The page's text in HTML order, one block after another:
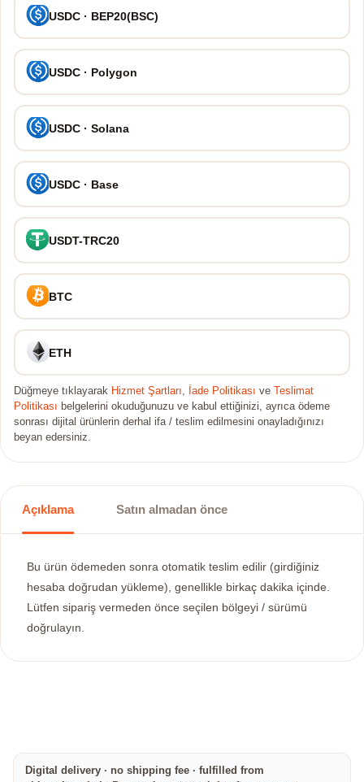
USDC · BEP20(BSC)
USDC · Polygon
USDC · Solana
USDC · Base
USDT-TRC20
BTC
ETH
Düğmeye tıklayarak Hizmet Şartları, İade Politikası ve
Teslimat
Politikası belgelerini okuduğunuzu ve kabul ettiğinizi, ayrıca ödeme
sonrası dijital ürünlerin derhal ifa / teslim edilmesini onayladığınızı
beyan edersiniz.
Açıklama Satın almadan önce
Bu ürün ödemeden sonra otomatik teslim edilir (girdiğiniz
hesaba doğrudan yükleme), genellikle birkaç dakika içinde.
Lütfen sipariş vermeden önce seçilen bölgeyi / sürümü
doğrulayın.
Digital delivery · no shipping fee · fulfilled from